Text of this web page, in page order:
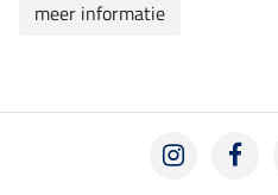
meer informatie